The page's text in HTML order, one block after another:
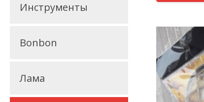
Инструменты
Bonbon
Лама